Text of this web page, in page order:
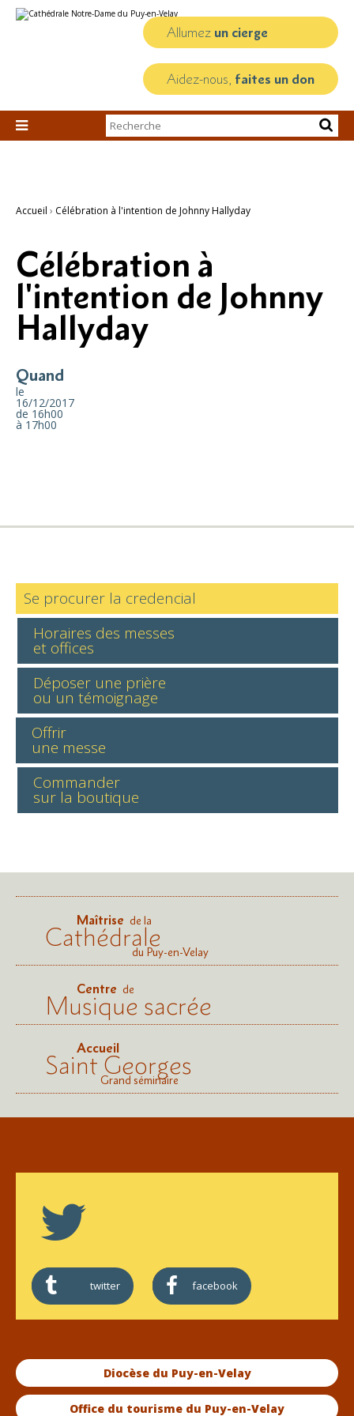
au
personnels
Allumez un cierge
Aidez-nous, faites un don

Chercher par
Recherche
Accueil › Célébration à l'intention de Johnny Hallyday
Célébration à
l'intention de Johnny
Hallyday
Quand
le
16/12/2017
de 16h00
à 17h00
Se procurer la credencial
Horaires des messes
et offices
Déposer une prière
ou un témoignage
Offrir
une messe
Commander
sur la boutique
Maîtrise de la
Cathédraledu Puy-en-Velay
Centre de
Musique sacrée
Accueil
Saint Georges
Grand séminaire
twitter facebook
Diocèse du Puy-en-Velay
Office du tourisme du Puy-en-Velay